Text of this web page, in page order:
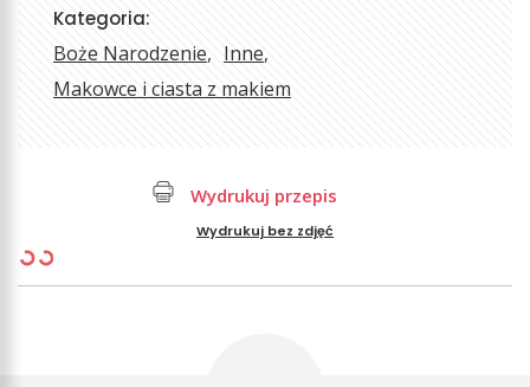
Kategoria:
Boże Narodzenie
Inne
Makowce i ciasta z makiem
Wydrukuj przepis
Wydrukuj bez zdjęć